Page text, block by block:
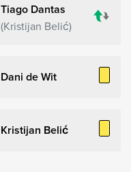
Tiago Dantas
Kristijan Belić
Dani de Wit
Kristijan Belić